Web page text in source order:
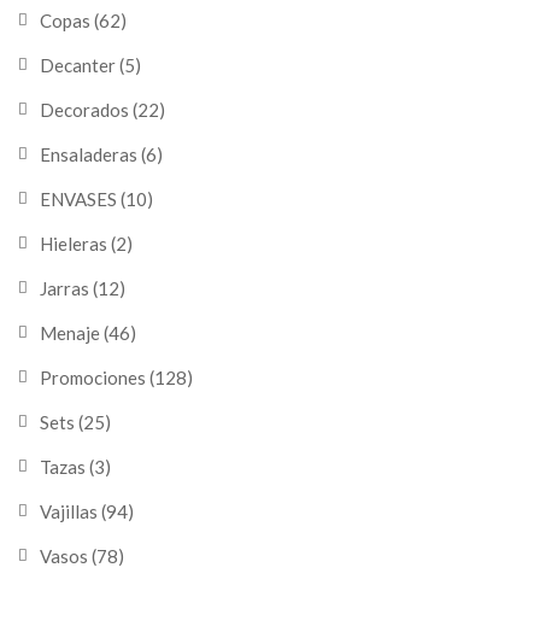
Copas (62)
Decanter(5)
Decorados (22)
Ensaladeras (6)
ENVASES (10)
Hieleras (2)
Jarras (12)
Menaje(46)
Promociones (128)
Sets (25)
Tazas (3)
Vajillas (94)
Vasos (78)